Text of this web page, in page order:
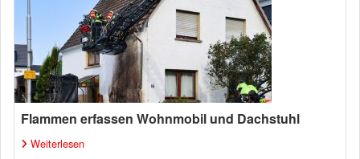
Flammen erfassen Wohnmobil und Dachstuhl
Weiterlesen